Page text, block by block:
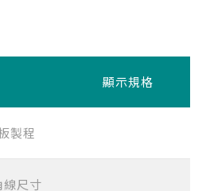
顯示規格
製程
線尺寸